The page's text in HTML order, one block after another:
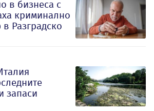
в бизнеса с
криминално
Разградско
запаси